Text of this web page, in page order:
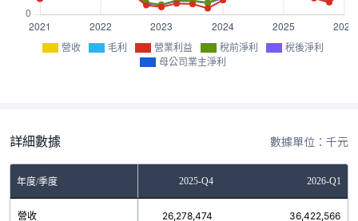
營收 毛利 營業利益 稅前淨利
稅後淨利
母公司業主淨利
詳細數據 數據單位：千元
年度/季度2025-Q3 2025-Q4 2026-Q1
營收 26,278,474 36,422,566